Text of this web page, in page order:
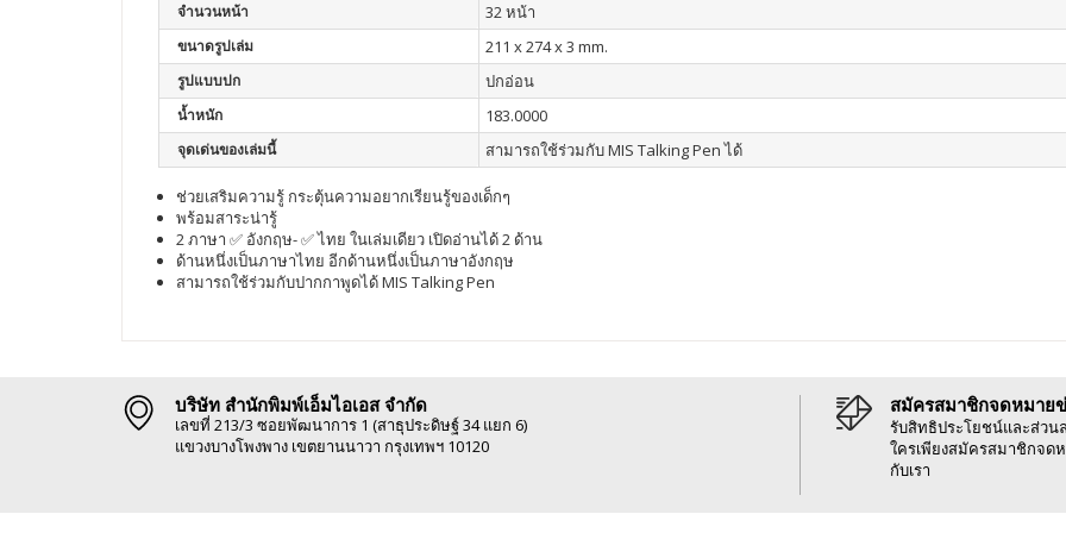
จำนวนหน้า 32 หน้า
ขนาดรูปเล่ม 211 x 274 x 3 mm.
รูปแบบปก ปกอ่อน
น้ำหนัก 183.0000
จุดเด่นของเล่มนี้ สามารถใช้ร่วมกับ MIS Talking Pen ได้
ช่วยเสริมความรู้ กระตุ้นความอยากเรียนรู้ของเด็กๆ
พร้อมสาระน่ารู้
2 ภาษา ✅ อังกฤษ- ✅ ไทย ในเล่มเดียว เปิดอ่านได้ 2 ด้าน
ด้านหนึ่งเป็นภาษาไทย อีกด้านหนึ่งเป็นภาษาอังกฤษ
สามารถใช้ร่วมกับปากกาพูดได้ MIS Talking Pen
บริษัท สำนักพิมพ์เอ็มไอเอส จำกัด
เลขที่ 213/3 ซอยพัฒนาการ 1 (สาธุประดิษฐ์ 34 แยก 6)
แขวงบางโพงพาง เขตยานนาวา กรุงเทพฯ 10120
สมัครสมาชิกจดหมาย
รับสิทธิประโยชน์และส่วน
ใครเพียงสมัครสมาชิกจด
กับเรา